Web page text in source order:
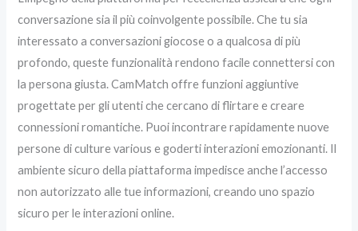
conversazione sia il più coinvolgente possibile. Che tu sia
interessato a conversazioni giocose o a qualcosa di più
profondo, queste funzionalità rendono facile connettersi con
la persona giusta. CamMatch offre funzioni aggiuntive
progettate per gli utenti che cercano di flirtare e creare
connessioni romantiche. Puoi incontrare rapidamente nuove
persone di culture various e goderti interazioni emozionanti. Il
ambiente sicuro della piattaforma impedisce anche l’accesso
non autorizzato alle tue informazioni, creando uno spazio
sicuro per le interazioni online.